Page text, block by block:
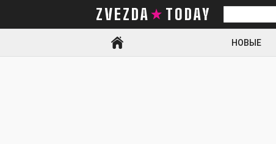
ZVEZDA TODAY
Искать
НОВЫЕ